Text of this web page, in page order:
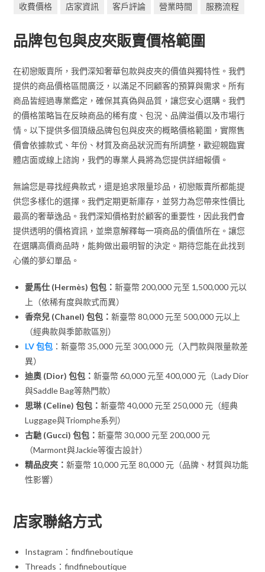
收費價格 店家資訊 客戶評論 營業時間 服務流程
品牌包包與皮夾販賣價格範圍
在初戀販賣所，我們深知奢華包款與皮夾的價值與獨特性。我們
提供的商品價格區間廣泛，以滿足不同顧客的預算與需求。所有
商品皆經過專業鑑定，確保其真偽與品質，讓您安心選購。我們
的價格策略旨在反映商品的稀有度、包況、品牌溢價以及市場行
情。以下提供多個頂級品牌包包與皮夾的概略價格範圍，實際售
價會依據款式、年份、材質及商品狀況而有所調整，歡迎親臨實
體店面或線上諮詢，我們的專業人員將為您提供詳細報價。
無論您是尋找經典款式，還是追求限量珍品，初戀販賣所都能提
供您多樣化的選擇。我們定期更新庫存，並努力為您帶來性價比
最高的奢華逸品。我們深知價格對於顧客的重要性，因此我們會
提供透明的價格資訊，並樂意解釋每一項商品的價值所在。讓您
在選購高價商品時，能夠做出最明智的決定。期待您能在此找到
心儀的夢幻單品。
愛馬仕 (Hermès) 包包：新臺幣 200,000 元至 1,500,000 元以
上（依稀有度與款式而異）
香奈兒 (Chanel) 包包：新臺幣 80,000 元至 500,000 元以上
（經典款與季節款區別）
LV 包包 ：新臺幣 35,000 元至 300,000 元（入門款與限量款差
異）
迪奧 (Dior) 包包：新臺幣 60,000 元至 400,000 元（Lady Dior
與Saddle Bag等熱門款）
思琳 (Celine) 包包：新臺幣 40,000 元至 250,000 元（經典
Luggage與Triomphe系列）
古馳 (Gucci) 包包：新臺幣 30,000 元至 200,000 元
（Marmont與Jackie等復古設計）
精品皮夾：新臺幣 10,000 元至 80,000 元（品牌、材質與功能
性影響）
店家聯絡方式
Instagram：findfineboutique
Threads：findfineboutique